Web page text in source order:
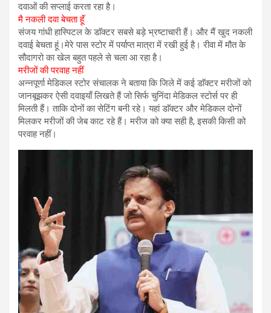
दवाओं की सप्लाई करता रहा है।
मै नकली दवा बेचता हॅूं
संजय गांधी हास्पिटल के डाॅक्टर सबसे बड़े भ्रष्टाचारी हैं। और मैं खुद नकली
दवाई बेचता हूं।मेरे पास स्टोर में पर्याप्त मात्रा में रखी हुई है। रीवा में मौत के
सौदागरो का खेल बहुत पहले से चला आ रहा है।
मरीजों की परवाह नहीं
अन्नपूर्णा मेडिकल स्टोर संचालक ने बताया कि जिले में कई डाॅक्टर मरीजों को
जानबूझकर ऐसी दवाइयाँ लिखते हैं जो सिर्फ चुनिंदा मेडिकल स्टोर्स पर ही
मिलती हैं। ताकि दोनों का सेटिंग बनी रहे। यहां डाॅक्टर और मेडिकल दोनों
मिलकर मरीजों की जेब काट रहे हैं। मरीज को क्या सही है, इसकी किसी को
परवाह नहीं।